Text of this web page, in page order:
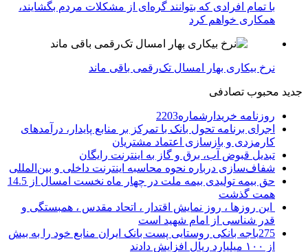
با تمام افرادی که بتوانند گره‌ای از مشکلات مردم بگشایند،
همکاری خواهم کرد
نرخ بیکاری بهار امسال تک‌رقمی باقی ماند
جدید محبوب تصادفی
روزنامه خریدارشماره2203
اجرای برنامه تحول بانک با تمرکز بر منابع پایدار، درآمدهای
کارمزدی و بازسازی اعتماد مشتریان
تبدیل قبوض آب، برق و گاز به اینترنت رایگان
شفاف‌سازی درباره نحوه محاسبه اینترنت داخلی و بین‌المللی
حق بیمه تولیدی بیمه ملت در چهار ماه نخست امسال از 14.5
همت گذشت
این روزها ، روز نمایش اقتدار ، اتحاد مقدس ، همبستگی و
قدر شناسی از امام شهید است
275باجه بانکی روستایی پست بانک ایران منابع خود را به بیش
از ۱۰۰ میلیارد ریال افزایش دادند